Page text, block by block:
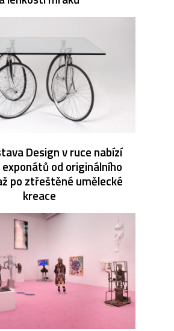
Design v ruce nabízí
od originálního
po ztřeštěné umělecké
kreace